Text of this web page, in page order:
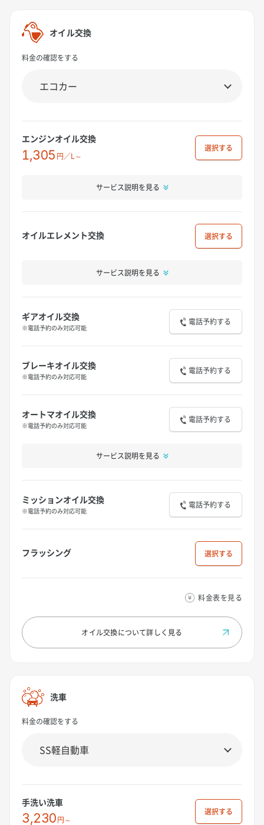
オイル交換
料金の確認をする
エンジンオイル交換
1,305 円／L～
選択
サービス説明を見る
オイルエレメント交換 選択
サービス説明を見る
ギアオイル交換
※電話予約のみ対応可能
電話予約する
ブレーキオイル交換
※電話予約のみ対応可能
電話予約する
オートマオイル交換
※電話予約のみ対応可能
電話予約する
サービス説明を見る
ミッションオイル交換
※電話予約のみ対応可能
電話予約する
フラッシング 選択
料金表を見る
オイル交換について詳しく見る
洗車
料金の確認をする
手洗い洗車
3,230円～
選択